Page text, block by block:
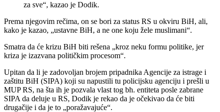
za sve“, kazao je Dodik.
Prema njegovim rečima, on se bori za status RS u okviru BiH, ali,
kako je kazao, „ustavne BiH, a ne one koju žele muslimani“.
Smatra da će krizu BiH biti rešena „kroz neku formu politike, jer
kriza je izazvana političkim procesom“.
Upitan da li je zadovoljan brojem pripadnika Agencije za istrage i
zaštitu BiH (SIPA) koji su napustili tu policijsku agenciju i prešli u
MUP RS, na šta ih je pozvala vlast tog bh. entiteta posle zabrane
SIPA da deluje u RS, Dodik je rekao da je očekivao da će biti
drugačije i da je to „poražavajuće“.